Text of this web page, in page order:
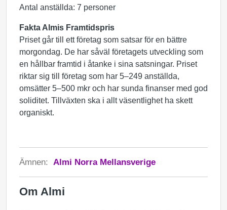
Antal anställda: 7 personer
Fakta Almis Framtidspris
Priset går till ett företag som satsar för en bättre
morgondag. De har såväl företagets utveckling som
en hållbar framtid i åtanke i sina satsningar. Priset
riktar sig till företag som har 5–249 anställda,
omsätter 5–500 mkr och har sunda finanser med god
soliditet. Tillväxten ska i allt väsentlighet ha skett
organiskt.
Ämnen: Almi Norra Mellansverige
Om Almi